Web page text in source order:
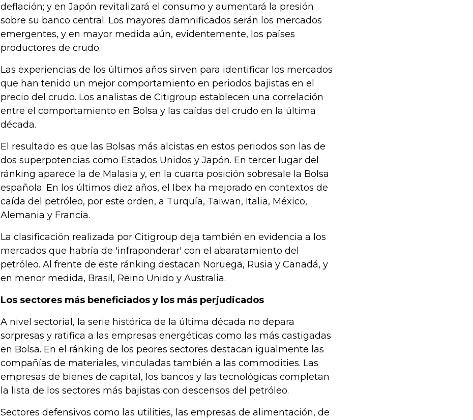
deflación; y en Japón revitalizará el consumo y aumentará la presión
sobre su banco central. Los mayores damnificados serán los mercados
emergentes, y en mayor medida aún, evidentemente, los países
productores de crudo.
Las experiencias de los últimos años sirven para identificar los mercados
que han tenido un mejor comportamiento en periodos bajistas en el
precio del crudo. Los analistas de Citigroup establecen una correlación
entre el comportamiento en Bolsa y las caídas del crudo en la última
década.
El resultado es que las Bolsas más alcistas en estos periodos son las de
dos superpotencias como Estados Unidos y Japón. En tercer lugar del
ránking aparece la de Malasia y, en la cuarta posición sobresale la Bolsa
española. En los últimos diez años, el Ibex ha mejorado en contextos de
caída del petróleo, por este orden, a Turquía, Taiwan, Italia, México,
Alemania y Francia.
La clasificación realizada por Citigroup deja también en evidencia a los
mercados que habría de 'infraponderar' con el abaratamiento del
petróleo. Al frente de este ránking destacan Noruega, Rusia y Canadá, y
en menor medida, Brasil, Reino Unido y Australia.
Los sectores más beneficiados y los más perjudicados
A nivel sectorial, la serie histórica de la última década no depara
sorpresas y ratifica a las empresas energéticas como las más castigadas
en Bolsa. En el ránking de los peores sectores destacan igualmente las
compañías de materiales, vinculadas también a las commodities. Las
empresas de bienes de capital, los bancos y las tecnológicas completan
la lista de los sectores más bajistas con descensos del petróleo.
Sectores defensivos como las utilities, las empresas de alimentación, de